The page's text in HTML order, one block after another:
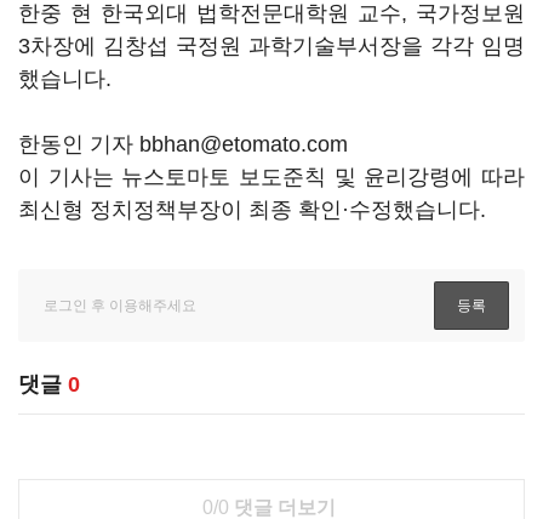
한중 현 한국외대 법학전문대학원 교수, 국가정보원
3차장에 김창섭 국정원 과학기술부서장을 각각 임명
했습니다.
한동인 기자 bbhan@etomato.com
이 기사는 뉴스토마토 보도준칙 및 윤리강령에 따라
최신형 정치정책부장이 최종 확인·수정했습니다.
댓글 0
0/0 댓글 더보기